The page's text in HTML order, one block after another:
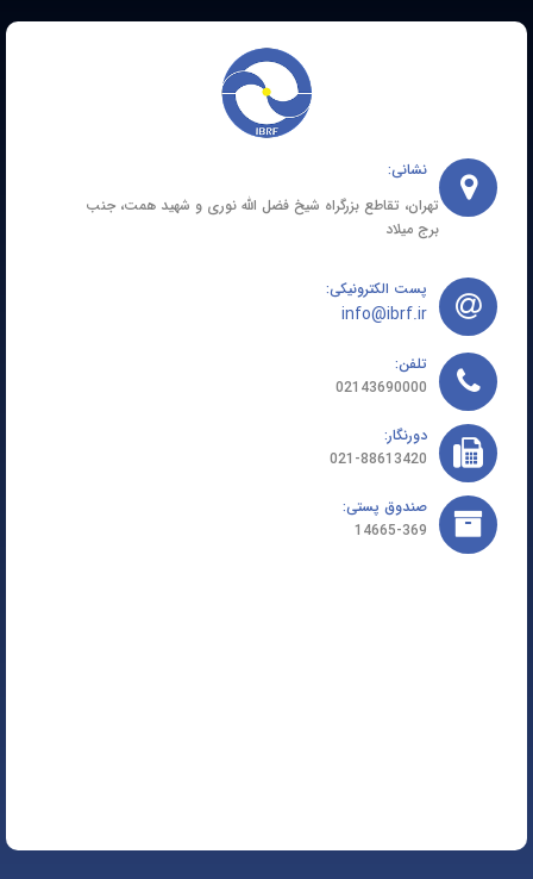
نشانی:
تهران، تقاطع بزرگراه شیخ فضل الله نوری و شهید همت، جنب
برج میلاد
پست الکترونیکی:
info@ibrf.ir
تلفن:
02143690000
دورنگار:
021-88613420
صندوق پستی:
14665-369